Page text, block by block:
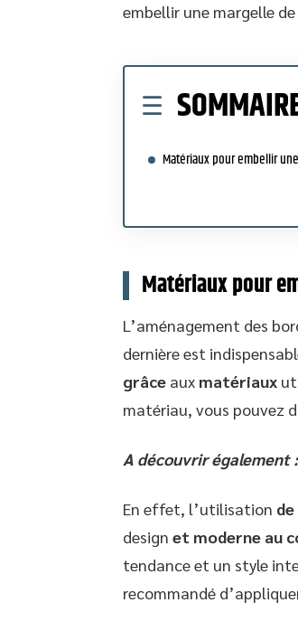
embellir une margelle de
Matériaux pour embellir
Matériaux pour
L’aménagement des
dernière est
grâce aux matériaux
matériau, vous pouvez
A découvrir également :
En effet, l’utilisation
design et moderne au
tendance et un style
recommandé